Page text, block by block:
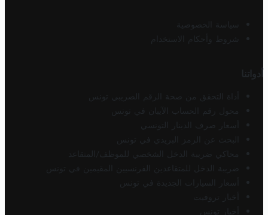
سياسة الخصوصية
شروط وأحكام الاستخدام
أدواتنا
أداة التحقق من صحة الرقم الضريبي تونس
محول رقم الحساب الآيبان في تونس
أسعار صرف الدينار التونسي
البحث عن الرمز البريدي في تونس
محاكي ضريبة الدخل الشخصي للموظف/المتقاعد
ضريبة الدخل للمتقاعدين الفرنسيين المقيمين في تونس
أسعار السيارات الجديدة في تونس
أخبار تروفيت
أخبار تونس